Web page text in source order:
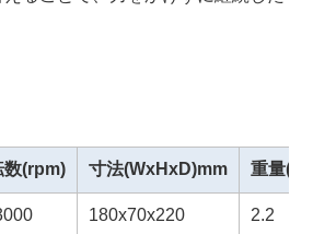
数(rpm) 寸法(WxHxD)mm 重量
180x70x220 2.2